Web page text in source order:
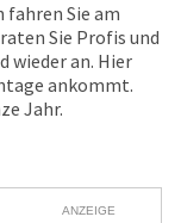
fahren Sie am
Sie Profis und
wieder an. Hier
ankommt.
Jahr.
ANZEIGE